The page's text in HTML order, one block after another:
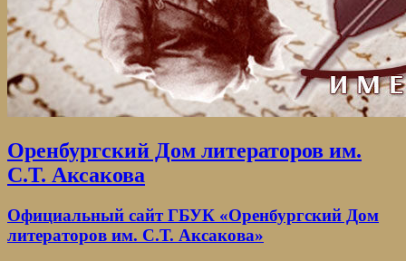
Оренбургский Дом литераторов им.
С.Т. Аксакова
Официальный сайт ГБУК «Оренбургский Дом
литераторов им. С.Т. Аксакова»